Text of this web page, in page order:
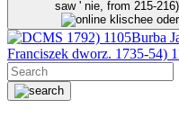
1792) 1105Burba
Franciszek dworz. 1735-54)